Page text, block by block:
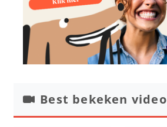
Best bekeken video